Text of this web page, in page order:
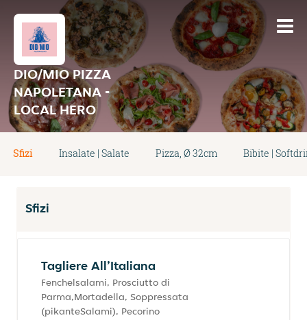
DIO/MIO PIZZA
NAPOLETANA -
LOCAL HERO
Sfizi Insalate | Salate Pizza, Ø 32cm Bibite |
Sfizi
Tagliere All’Italiana
Fenchelsalami, Prosciutto di
Parma,Mortadella, Soppressata
(pikanteSalami), Pecorino